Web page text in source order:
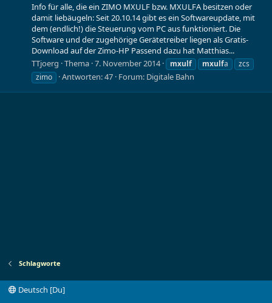
Info für alle, die ein ZIMO MXULF bzw. MXULFA besitzen oder
damit liebäugeln: Seit 20.10.14 gibt es ein Softwareupdate, mit
dem (endlich!) die Steuerung vom PC aus funktioniert. Die
Software und der zugehörige Gerätetreiber liegen als Gratis-
Download auf der Zimo-HP Passend dazu hat Matthias...
TTjoerg Thema 7. November 2014 mxulf mxulfa
zcs
zimo
Antworten: 47 Forum: Digitale Bahn
Schlagworte
Deutsch [Du]